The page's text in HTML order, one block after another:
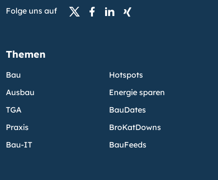
Folge uns auf
Themen
Bau
Ausbau
TGA
Praxis
Bau-IT
Hotspots
Energie sparen
BauDates
BroKatDowns
BauFeeds